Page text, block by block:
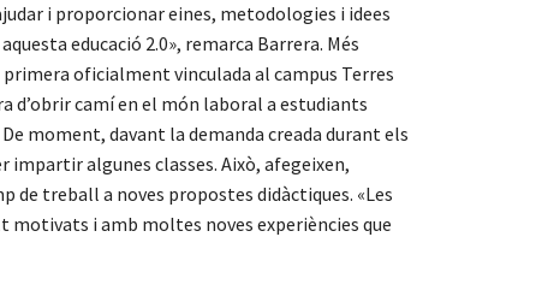
i proporcionar eines, metodologies i idees
educació 2.0», remarca Barrera. Més
primera oficialment vinculada al campus Terres
d’obrir camí en el món laboral a estudiants
moment, davant la demanda creada durant els
impartir algunes classes. Això, afegeixen,
de treball a noves propostes didàctiques. «Les
motivats i amb moltes noves experiències que